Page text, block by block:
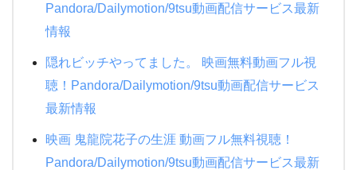
Pandora/Dailymotion/9tsu動画配信サービス最新
情報
隠れビッチやってました。 映画無料動画フル視
聴！Pandora/Dailymotion/9tsu動画配信サービス
最新情報
映画 鬼龍院花子の生涯 動画フル無料視聴！
Pandora/Dailymotion/9tsu動画配信サービス最新